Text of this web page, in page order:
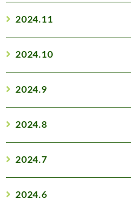
2024.11
2024.10
2024.9
2024.8
2024.7
2024.6